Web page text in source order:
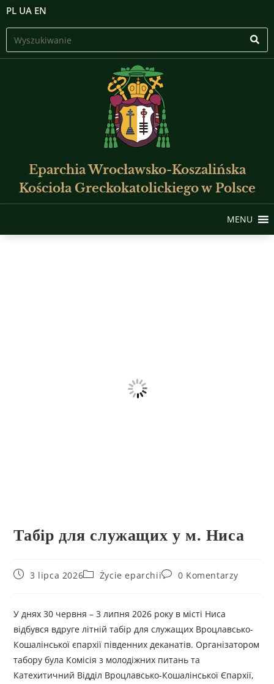
PL UA EN
Eparchia Wrocławsko-Koszalińska
Kościoła Greckokatolickiego w Polsce
MENU
Табір для служащих у м. Ниса
3 lipca 2026 Życie eparchii 0 Komentarzy
У днях 30 червня – 3 липня 2026 року в місті Ниса
відбувся вдруге літній табір для служащих Вроцлавсько-
Кошалінської єпархії південних деканатів. Організатором
табору була Комісія з молодіжних питань та
Катехитичний Відділ Вроцлавсько-Кошалінської Єпархії,